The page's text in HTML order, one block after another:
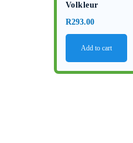
Volkleur
R293.00
Add to cart